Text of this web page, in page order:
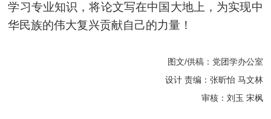
学习专业知识，将论文写在中国大地上，为实现中
华民族的伟大复兴贡献自己的力量！
图文/供稿：党团学办公室
设计 责编：张昕怡 马文林
审核：刘玉 宋枫